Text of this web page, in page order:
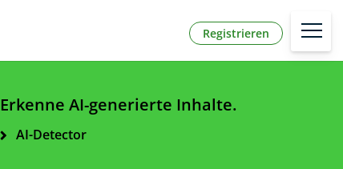
Registrieren
Erkenne AI-generierte Inhalte.
AI-Detector